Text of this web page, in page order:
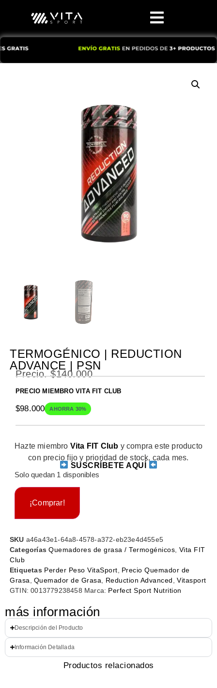
TERMOGÉNICO | REDUCTION
ADVANCE | PSN
Precio.$140.000
PRECIO MIEMBRO VITA FIT CLUB
$98.000 AHORRA 30%
Hazte miembro Vita FIT Club y compra este producto
con precio fijo y prioridad de stock, cada mes.
SUSCRÍBETE AQUÍ
Solo quedan 1 disponibles
¡Comprar!
SKU a46a43e1-64a8-4578-a372-eb23e4d455e5
Categorías Quemadores de grasa / Termogénicos Vita FIT
Club
Etiquetas Perder Peso VitaSport
Precio Quemador de
Grasa
Quemador de Grasa Reduction Advanced ,Vitasport
GTIN:0013779238458 Marca: Perfect Sport Nutrition
más información
Descripción del Producto
Información Detallada
Productos relacionados